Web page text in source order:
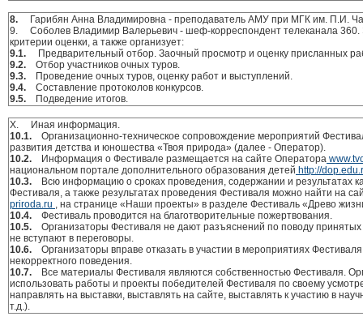
8. Гарибян Анна Владимировна - преподаватель АМУ при МГК им. П.И.
9. Соболев Владимир Валерьевич - шеф-корреспондент телеканала 360.
критерии оценки, а также организует:
9.1. Предварительный отбор. Заочный просмотр и оценку присланных
9.2. Отбор участников очных туров.
9.3. Проведение очных туров, оценку работ и выступлений.
9.4. Составление протоколов конкурсов.
9.5. Подведение итогов.
X. Иная информация.
10.1. Организационно-техническое сопровождение мероприятий
развития детства и юношества «Твоя природа» (далее - Оператор).
10.2. Информация о Фестивале размещается на сайте Оператора
национальном портале дополнительного образования детей http://
10.3. Всю информацию о сроках проведения, содержании и результатах
Фестиваля, а также результатах проведения Фестиваля можно найти на
priroda.ru , на странице «Наши проекты» в разделе Фестиваль «Древо
10.4. Фестиваль проводится на благотворительные пожертвования.
10.5. Организаторы Фестиваля не дают разъяснений по поводу
не вступают в переговоры.
10.6. Организаторы вправе отказать в участии в мероприятиях
некорректного поведения.
10.7. Все материалы Фестиваля являются собственностью Фестиваля.
использовать работы и проекты победителей Фестиваля по своему
направлять на выставки, выставлять на сайте, выставлять к участию в
т.д.).